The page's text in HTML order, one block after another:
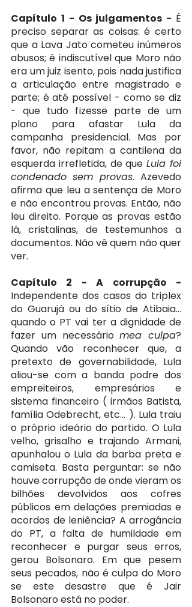
Capítulo 1 - Os julgamentos - É
preciso separar as coisas: é certo
que a Lava Jato cometeu inúmeros
abusos; é indiscutível que Moro não
era um juiz isento, pois nada justifica
a articulação entre magistrado e
parte; é até possível - como se diz
- que tudo fizesse parte de um
plano para afastar Lula da
campanha presidencial. Mas por
favor, não repitam a cantilena da
esquerda irrefletida, de que Lula foi
condenado sem provas. Azevedo
afirma que leu a sentença de Moro
e não encontrou provas. Então, não
leu direito. Porque as provas estão
lá, cristalinas, de testemunhos a
documentos. Não vê quem não quer
ver.
Independente dos casos do triplex
do Guarujá ou do sítio de Atibaia…
quando o PT vai ter a dignidade de
fazer um necessário mea culpa?
Quando vão reconhecer que, a
pretexto de governabilidade, Lula
aliou-se com a banda podre dos
empreiteiros, empresários e
sistema financeiro ( irmãos Batista,
família Odebrecht, etc… ). Lula traiu
o próprio ideário do partido. O Lula
velho, grisalho e trajando Armani,
apunhalou o Lula da barba preta e
camiseta. Basta perguntar: se não
houve corrupção de onde vieram os
bilhões devolvidos aos cofres
públicos em delações premiadas e
acordos de leniência? A arrogância
do PT, a falta de humildade em
reconhecer e purgar seus erros,
gerou Bolsonaro. Em que pesem
seus pecados, não é culpa do Moro
se este desastre que é Jair
Bolsonaro está no poder.